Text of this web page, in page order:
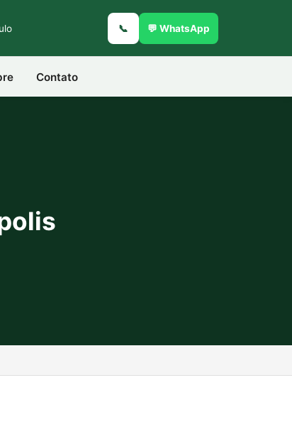
📞 💬 WhatsApp
Contato